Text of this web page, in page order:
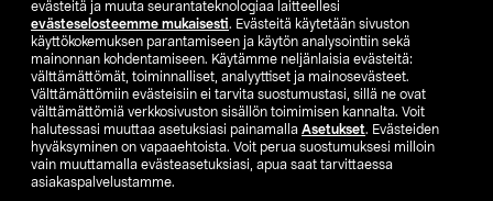
evästeitä ja muuta seurantateknologiaa laitteellesi
evästeselosteemme mukaisesti. Evästeitä käytetään sivuston
käyttökokemuksen parantamiseen ja käytön analysointiin sekä
mainonnan kohdentamiseen. Käytämme neljänlaisia evästeitä:
välttämättömät, toiminnalliset, analyyttiset ja mainosevästeet.
Välttämättömiin evästeisiin ei tarvita suostumustasi, sillä ne ovat
välttämättömiä verkkosivuston sisällön toimimisen kannalta. Voit
halutessasi muuttaa asetuksiasi painamalla Asetukset. Evästeiden
hyväksyminen on vapaaehtoista. Voit perua suostumuksesi milloin
vain muuttamalla evästeasetuksiasi, apua saat tarvittaessa
asiakaspalvelustamme.
Etsi myymälä
SE NO FI
FI SV